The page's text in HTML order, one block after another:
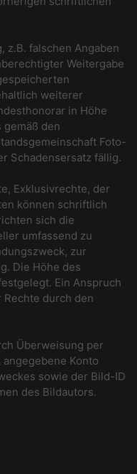
z.B. falschen Angaben
Weitergabe
weiterer
in Höhe
den
Foto-
Schadensersatz fällig.
Exklusivrechte, der
können schriftlich
sich die
umfassend zu
zur
Die Höhe des
Ein Anspruch
durch den
Überweisung per
Konto
sowie der Bild-ID
des Bildautors.